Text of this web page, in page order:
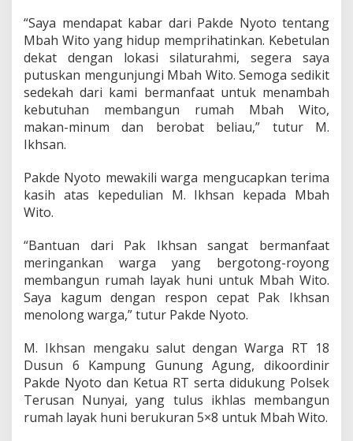
“Saya mendapat kabar dari Pakde Nyoto tentang
Mbah Wito yang hidup memprihatinkan. Kebetulan
dekat dengan lokasi silaturahmi, segera saya
putuskan mengunjungi Mbah Wito. Semoga sedikit
sedekah dari kami bermanfaat untuk menambah
kebutuhan membangun rumah Mbah Wito,
makan-minum dan berobat beliau,” tutur M.
Ikhsan.
Pakde Nyoto mewakili warga mengucapkan terima
kasih atas kepedulian M. Ikhsan kepada Mbah
Wito.
“Bantuan dari Pak Ikhsan sangat bermanfaat
meringankan warga yang bergotong-royong
membangun rumah layak huni untuk Mbah Wito.
Saya kagum dengan respon cepat Pak Ikhsan
menolong warga,” tutur Pakde Nyoto.
M. Ikhsan mengaku salut dengan Warga RT 18
Dusun 6 Kampung Gunung Agung, dikoordinir
Pakde Nyoto dan Ketua RT serta didukung Polsek
Terusan Nunyai, yang tulus ikhlas membangun
rumah layak huni berukuran 5×8 untuk Mbah Wito.